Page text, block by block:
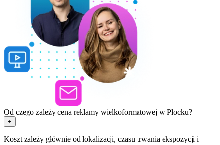
Od czego zależy cena reklamy wielkoformatowej w Płocku?
+
Koszt zależy głównie od lokalizacji, czasu trwania ekspozycji i